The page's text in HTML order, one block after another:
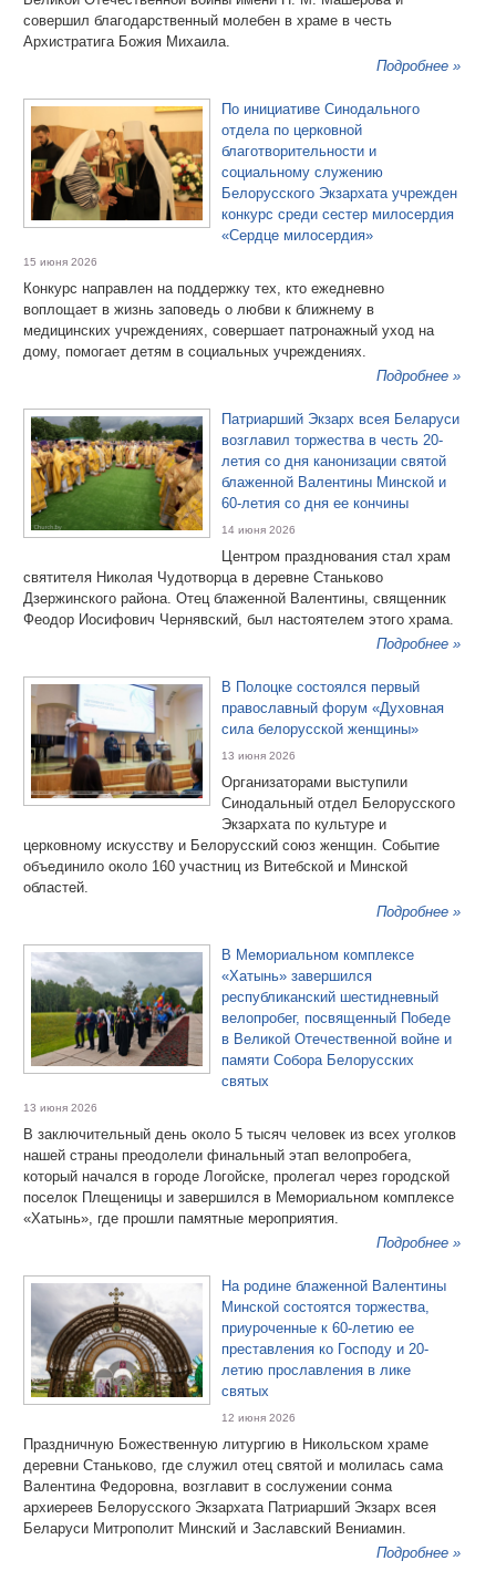
совершил благодарственный молебен в храме в честь
Архистратига Божия Михаила.
Подробнее »
По инициативе Синодального
отдела по церковной
благотворительности и
социальному служению
Белорусского Экзархата учрежден
конкурс среди сестер милосердия
«Сердце милосердия»
15 июня 2026
Конкурс направлен на поддержку тех, кто ежедневно
воплощает в жизнь заповедь о любви к ближнему в
медицинских учреждениях, совершает патронажный уход на
дому, помогает детям в социальных учреждениях.
Подробнее »
Патриарший Экзарх всея Беларуси
возглавил торжества в честь 20-
летия со дня канонизации святой
блаженной Валентины Минской и
60-летия со дня ее кончины
14 июня 2026
Центром празднования стал храм
святителя Николая Чудотворца в деревне Станьково
Дзержинского района. Отец блаженной Валентины, священник
Феодор Иосифович Чернявский, был настоятелем этого храма.
Подробнее »
В Полоцке состоялся первый
православный форум «Духовная
сила белорусской женщины»
13 июня 2026
Организаторами выступили
Синодальный отдел Белорусского
Экзархата по культуре и
церковному искусству и Белорусский союз женщин. Событие
объединило около 160 участниц из Витебской и Минской
областей.
Подробнее »
В Мемориальном комплексе
«Хатынь» завершился
республиканский шестидневный
велопробег, посвященный Победе
в Великой Отечественной войне и
памяти Собора Белорусских
святых
13 июня 2026
В заключительный день около 5 тысяч человек из всех уголков
нашей страны преодолели финальный этап велопробега,
который начался в городе Логойске, пролегал через городской
поселок Плещеницы и завершился в Мемориальном комплексе
«Хатынь», где прошли памятные мероприятия.
Подробнее »
На родине блаженной Валентины
Минской состоятся торжества,
приуроченные к 60-летию ее
преставления ко Господу и 20-
летию прославления в лике
святых
12 июня 2026
Праздничную Божественную литургию в Никольском храме
деревни Станьково, где служил отец святой и молилась сама
Валентина Федоровна, возглавит в сослужении сонма
архиереев Белорусского Экзархата Патриарший Экзарх всея
Беларуси Митрополит Минский и Заславский Вениамин.
Подробнее »